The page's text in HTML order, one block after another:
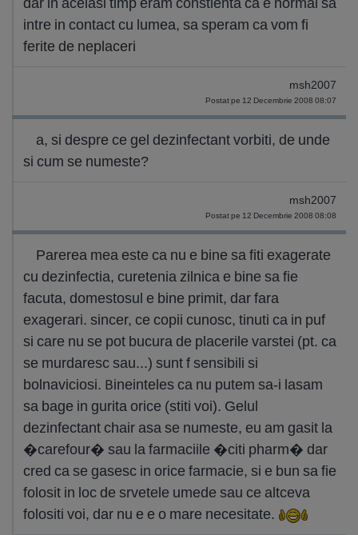
intre in contact cu lumea, sa speram ca vom fi
ferite de neplaceri
msh2007
Postat pe 12 Decembrie 2008 08:07
a, si despre ce gel dezinfectant vorbiti, de unde
si cum se numeste?
msh2007
Postat pe 12 Decembrie 2008 08:08
Parerea mea este ca nu e bine sa fiti exagerate
cu dezinfectia, curetenia zilnica e bine sa fie
facuta, domestosul e bine primit, dar fara
exagerari. sincer, ce copii cunosc, tinuti ca in puf
si care nu se pot bucura de placerile varstei (pt. ca
se murdaresc sau...) sunt f sensibili si
bolnaviciosi. Bineinteles ca nu putem sa-i lasam
sa bage in gurita orice (stiti voi). Gelul
dezinfectant chair asa se numeste, eu am gasit la
�carefour� sau la farmaciile �citi pharm� dar
cred ca se gasesc in orice farmacie, si e bun sa fie
folosit in loc de srvetele umede sau ce altceva
folositi voi, dar nu e e o mare necesitate.